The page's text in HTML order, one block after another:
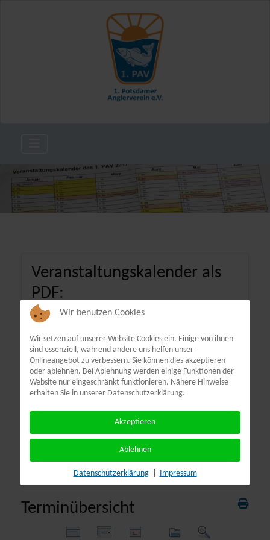
Veranstaltungskalender als
PDF:
Terminübersicht
Wir benutzen Cookies
Wir setzen auf unserer Website Cookies ein. Einige von ihnen
sind essenziell, während andere uns helfen unser
Onlineangebot zu verbessern. Sie können dies akzeptieren
oder ablehnen. Bei Ablehnung werden einige Funktionen der
Website nur eingeschränkt funktionieren. Nähere Hinweise
erhalten Sie in unserer Datenschutzerklärung.
Akzeptieren
Ablehnen
Datenschutzerklärung Impressum